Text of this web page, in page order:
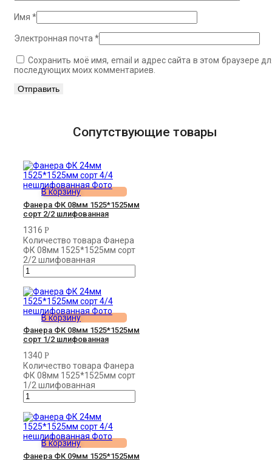
Имя *
Электронная почта *
Сохранить моё имя, email и адрес сайта в этом браузере
последующих моих комментариев.
Сопутствующие товары
В корзину
Фанера ФК 08мм 1525*1525мм
сорт 2/2 шлифованная
1316 Р
Количество товара Фанера
ФК 08мм 1525*1525мм сорт
2/2 шлифованная
В корзину
Фанера ФК 08мм 1525*1525мм
сорт 1/2 шлифованная
1340 Р
Количество товара Фанера
ФК 08мм 1525*1525мм сорт
1/2 шлифованная
В корзину
Фанера ФК 09мм 1525*1525мм